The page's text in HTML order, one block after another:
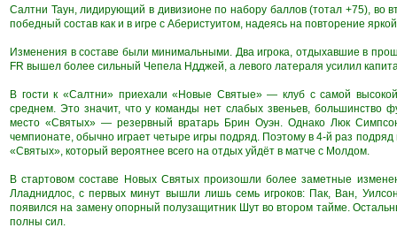
Салтни Таун, лидирующий в дивизионе по набору баллов (тотал +75), во
победный состав как и в игре с Аберистуитом, надеясь на повторение
Изменения в составе были минимальными. Два игрока, отдыхавшие в
FR вышел более сильный Чепела Ндджей, а левого латераля усилил
В гости к «Салтни» приехали «Новые Святые» — клуб с самой
среднем. Это значит, что у команды нет слабых звеньев, большинство
место «Святых» — резервный вратарь Брин Оуэн. Однако Люк
чемпионате, обычно играет четыре игры подряд. Поэтому в 4-й раз подряд
«Святых», который вероятнее всего на отдых уйдёт в матче с Молдом.
В стартовом составе Новых Святых произошли более заметные
Лладнидлос, с первых минут вышли лишь семь игроков: Пак, Ван,
появился на замену опорный полузащитник Шут во втором тайме.
полны сил.